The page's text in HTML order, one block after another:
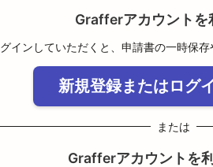
Grafferアカウントを
インしていただくと、申請書の一時保
新規登録またはログ
または
Grafferアカウントを